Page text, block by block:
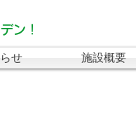
ン！
せ 施設概要